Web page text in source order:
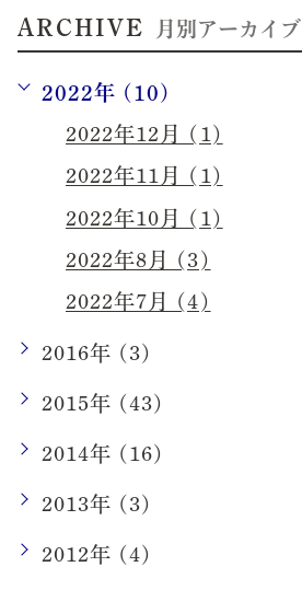
ARCHIVE 月別アーカイブ
2022年 (10)
2022年12月 (1)
2022年11月 (1)
2022年10月 (1)
2022年8月 (3)
2022年7月 (4)
2016年 (3)
2015年 (43)
2014年 (16)
2013年 (3)
2012年 (4)